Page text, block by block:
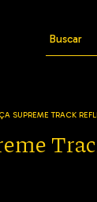
Jaquetas
SUPREME TRACK